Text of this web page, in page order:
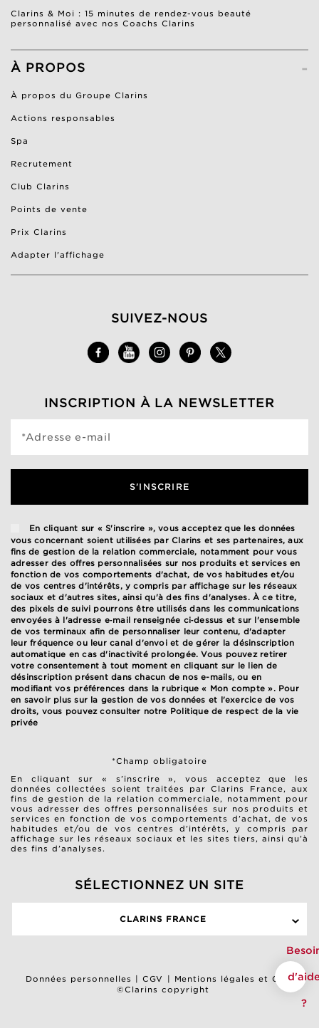
Clarins & Moi : 15 minutes de rendez-vous beauté
personnalisé avec nos Coachs Clarins
-
À PROPOS
À propos du Groupe Clarins
Actions responsables
Spa
Recrutement
Club Clarins
Points de vente
Prix Clarins
Adapter l'affichage
SUIVEZ-NOUS
INSCRIPTION À LA NEWSLETTER
*Adresse e-mail
S'INSCRIRE
En cliquant sur « S'inscrire », vous acceptez que les données
vous concernant soient utilisées par Clarins et ses partenaires, aux
fins de gestion de la relation commerciale, notamment pour vous
adresser des offres personnalisées sur nos produits et services en
fonction de vos comportements d'achat, de vos habitudes et/ou
de vos centres d'intérêts, y compris par affichage sur les réseaux
sociaux et d'autres sites, ainsi qu'à des fins d'analyses. À ce titre,
des pixels de suivi pourrons être utilisés dans les communications
envoyées à l'adresse e‑mail renseignée ci‑dessus et sur l'ensemble
de vos terminaux afin de personnaliser leur contenu, d'adapter
leur fréquence ou leur canal d'envoi et de gérer la désinscription
automatique en cas d'inactivité prolongée. Vous pouvez retirer
votre consentement à tout moment en cliquant sur le lien de
désinscription présent dans chacun de nos e-mails, ou en
modifiant vos préférences dans la rubrique « Mon compte ». Pour
en savoir plus sur la gestion de vos données et l'exercice de vos
droits, vous pouvez consulter notre Politique de respect de la vie
privée
*Champ obligatoire
En cliquant sur « s’inscrire », vous acceptez que les
données collectées soient traitées par Clarins France, aux
fins de gestion de la relation commerciale, notamment pour
vous adresser des offres personnalisées sur nos produits et
services en fonction de vos comportements d’achat, de vos
habitudes et/ou de vos centres d’intérêts, y compris par
affichage sur les réseaux sociaux et les sites tiers, ainsi qu’à
des fins d’analyses.
SÉLECTIONNEZ UN SITE
CLARINS FRANCE
Données personnelles CGV
Mentions légales et CGU
©Clarins copyright
?